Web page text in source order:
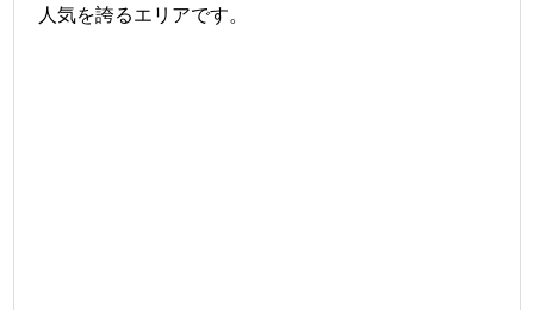
人気を誇るエリアです。